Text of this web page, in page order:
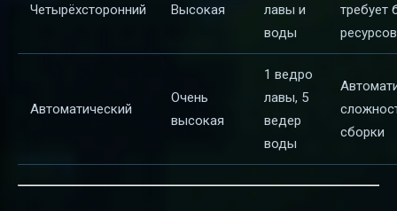
Четырёхсторонний Высокая
лавы и
воды
требует
ресурсов
Автоматический
Очень
высокая
1 ведро
лавы, 5
ведер
воды
сборки